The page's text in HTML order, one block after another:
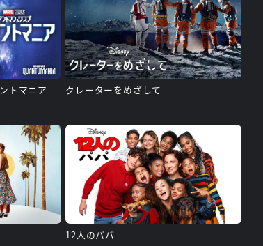
トマニア クレーターをめざして
12人のパパ